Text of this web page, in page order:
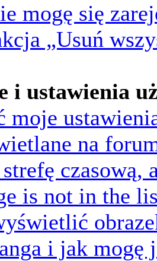
mogę się
„Usuń
i ustawienia
moje
na
czasową,
is not in the
i jak mogę